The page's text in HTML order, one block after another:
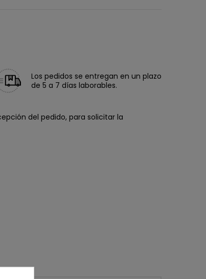
Los pedidos se entregan en un plazo
de 5 a 7 días laborables.
del pedido, para solicitar la